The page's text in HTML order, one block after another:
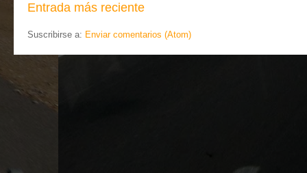
Entrada más reciente
Suscribirse a: Enviar comentarios (Atom)